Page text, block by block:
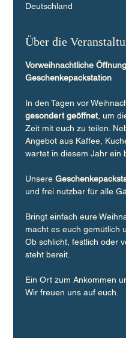
Deutschland
Über die
Vorweihnachtliche
Geschenkepackstation
In den Tagen vor
gesondert geöffnet, um
Zeit mit euch zu teilen.
Angebot aus Kaffee,
wartet in diesem Jahr ein
Unsere
und frei nutzbar für alle
Bringt einfach eure
macht es euch gemütlich
Ob schlicht, festlich oder
steht bereit.
Ein Ort zum Ankommen
Wir freuen uns auf euch.